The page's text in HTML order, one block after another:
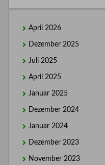
April 2026
Dezember 2025
Juli 2025
April 2025
Januar 2025
Dezember 2024
Januar 2024
Dezember 2023
November 2023